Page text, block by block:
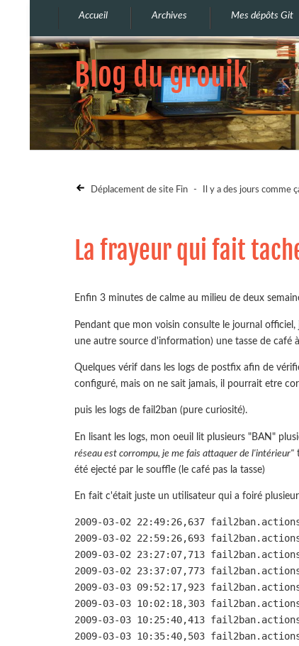
Accueil Archives Mes dépôts Git
Blog du grouik
Déplacement de site Fin - Il y a des jours comme
La frayeur qui fait
Enfin 3 minutes de calme au milieu de deux
Pendant que mon voisin consulte le journal
une autre source d'information) une tasse de café
Quelques vérif dans les logs de postfix afin de
configuré, mais on ne sait jamais, il pourrait etre
puis les logs de fail2ban (pure curiosité).
En lisant les logs, mon oeuil lit plusieurs "BAN"
réseau est corrompu, je me fais attaquer de l'intérieur"
été ejecté par le souffle (le café pas la tasse)
En fait c'était juste un utilisateur qui a foiré
2009-03-02 22:49:26,637
2009-03-02 22:59:26,693
2009-03-02 23:27:07,713
2009-03-02 23:37:07,773
2009-03-03 09:52:17,923
2009-03-03 10:02:18,303
2009-03-03 10:25:40,413
2009-03-03 10:35:40,503